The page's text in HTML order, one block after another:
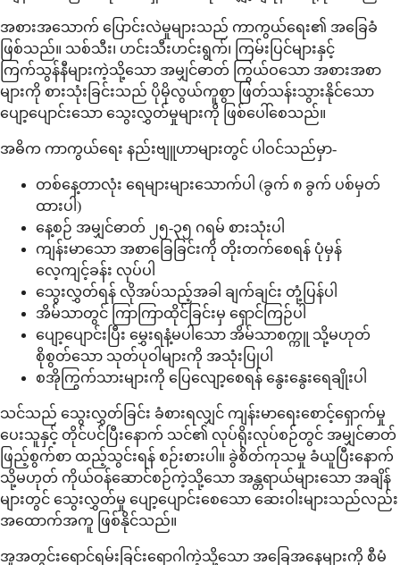
အစားအသောက် ပြောင်းလဲမှုများသည် ကာကွယ်ရေး၏ အခြေခံ
ဖြစ်သည်။ သစ်သီး၊ ဟင်းသီးဟင်းရွက်၊ ကြမ်းပြင်များနှင့်
ကြက်သွန်နီများကဲ့သို့သော အမျှင်ဓာတ် ကြွယ်ဝသော အစားအစာ
များကို စားသုံးခြင်းသည် ပိုမိုလွယ်ကူစွာ ဖြတ်သန်းသွားနိုင်သော
ပျော့ပျောင်းသော သွေးလွှတ်မှုများကို ဖြစ်ပေါ်စေသည်။
အဓိက ကာကွယ်ရေး နည်းဗျူဟာများတွင် ပါဝင်သည်မှာ-
တစ်နေ့တာလုံး ရေများများသောက်ပါ (ခွက် ၈ ခွက် ပစ်မှတ်
ထားပါ)
နေ့စဉ် အမျှင်ဓာတ် ၂၅-၃၅ ဂရမ် စားသုံးပါ
ကျန်းမာသော အစာခြေခြင်းကို တိုးတက်စေရန် ပုံမှန်
လေ့ကျင့်ခန်း လုပ်ပါ
သွေးလွှတ်ရန် လိုအပ်သည့်အခါ ချက်ချင်း တုံ့ပြန်ပါ
အိမ်သာတွင် ကြာကြာထိုင်ခြင်းမှ ရှောင်ကြဉ်ပါ
ပျော့ပျောင်းပြီး မွှေးရနံ့မပါသော အိမ်သာစက္ကူ သို့မဟုတ်
စိုစွတ်သော သုတ်ပုဝါများကို အသုံးပြုပါ
စအိုကြွက်သားများကို ပြေလျော့စေရန် နွေးနွေးရေချိုးပါ
သင်သည် သွေးလွှတ်ခြင်း ခံစားရလျှင် ကျန်းမာရေးစောင့်ရှောက်မှု
ပေးသူနှင့် တိုင်ပင်ပြီးနောက် သင်၏ လုပ်ရိုးလုပ်စဉ်တွင် အမျှင်ဓာတ်
ဖြည့်စွက်စာ ထည့်သွင်းရန် စဉ်းစားပါ။ ခွဲစိတ်ကုသမှု ခံယူပြီးနောက်
သို့မဟုတ် ကိုယ်ဝန်ဆောင်စဉ်ကဲ့သို့သော အန္တရာယ်များသော အချိန်
များတွင် သွေးလွှတ်မှု ပျော့ပျောင်းစေသော ဆေးဝါးများသည်လည်း
အထောက်အကူ ဖြစ်နိုင်သည်။
အူအတွင်းရောင်ရမ်းခြင်းရောဂါကဲ့သို့သော အခြေအနေများကို စီမံ